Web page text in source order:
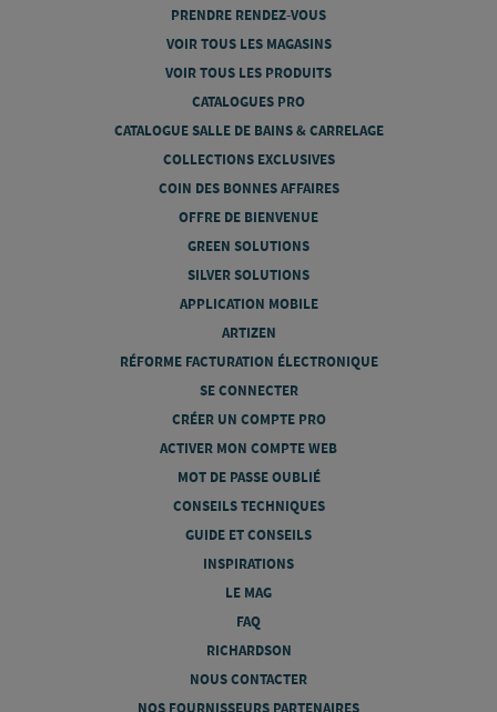
PRENDRE RENDEZ-VOUS
VOIR TOUS LES MAGASINS
VOIR TOUS LES PRODUITS
CATALOGUES PRO
CATALOGUE SALLE DE BAINS & CARRELAGE
COLLECTIONS EXCLUSIVES
COIN DES BONNES AFFAIRES
OFFRE DE BIENVENUE
GREEN SOLUTIONS
SILVER SOLUTIONS
APPLICATION MOBILE
ARTIZEN
RÉFORME FACTURATION ÉLECTRONIQUE
SE CONNECTER
CRÉER UN COMPTE PRO
ACTIVER MON COMPTE WEB
MOT DE PASSE OUBLIÉ
CONSEILS TECHNIQUES
GUIDE ET CONSEILS
INSPIRATIONS
LE MAG
FAQ
RICHARDSON
NOUS CONTACTER